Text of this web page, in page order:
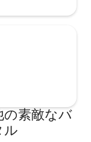
素敵なバ
ル